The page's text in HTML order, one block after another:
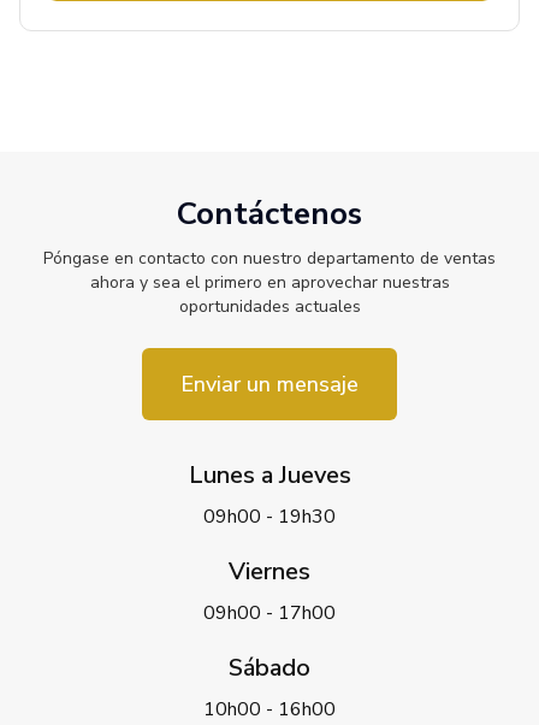
Contáctenos
Póngase en contacto con nuestro departamento de ventas
ahora y sea el primero en aprovechar nuestras
oportunidades actuales
Enviar un mensaje
Lunes a Jueves
09h00 - 19h30
Viernes
09h00 - 17h00
Sábado
10h00 - 16h00